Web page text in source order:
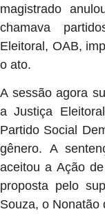
magistrado
chamava
Eleitoral, OAB,
o ato.
A sessão agora
a Justiça
Partido Social
gênero. A
aceitou a Ação
proposta pelo
Souza, o Nonatão